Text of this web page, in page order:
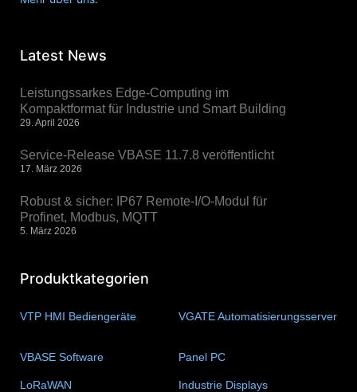
Latest News
Leistungssarkes Edge-Computing im
Kompaktformat für Industrie und Smart Building
29. April 2026
Service-Release VBASE 11.7.8 veröffentlicht
17. März 2026
Robust & sicher: IP67 Remote-I/O-Modul für
Profinet, Modbus, MQTT
5. März 2026
Produktkategorien
VTP HMI Bediengeräte
VGATE Automatisierungsserver
VBASE Software Panel PC
LoRaWAN Industrie Displays